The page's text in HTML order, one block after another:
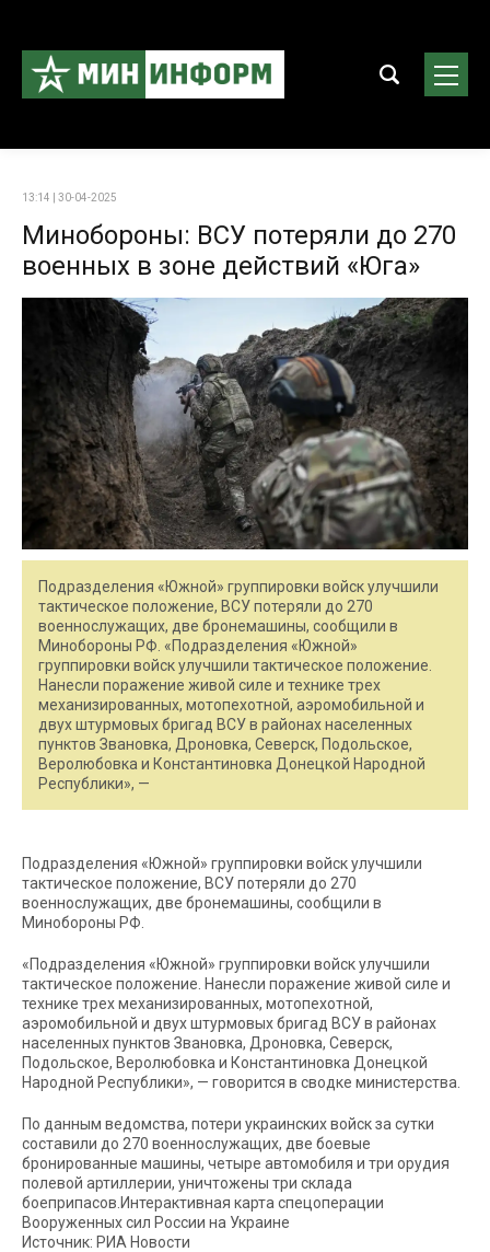
13:14 | 30-04-2025
Минобороны: ВСУ потеряли до 270
военных в зоне действий «Юга»
Подразделения «Южной» группировки войск улучшили
тактическое положение, ВСУ потеряли до 270
военнослужащих, две бронемашины, сообщили в
Минобороны РФ. «Подразделения «Южной»
группировки войск улучшили тактическое положение.
Нанесли поражение живой силе и технике трех
механизированных, мотопехотной, аэромобильной и
двух штурмовых бригад ВСУ в районах населенных
пунктов Звановка, Дроновка, Северск, Подольское,
Веролюбовка и Константиновка Донецкой Народной
Республики», —
Подразделения «Южной» группировки войск улучшили
тактическое положение, ВСУ потеряли до 270
военнослужащих, две бронемашины, сообщили в
Минобороны РФ.
«Подразделения «Южной» группировки войск улучшили
тактическое положение. Нанесли поражение живой силе и
технике трех механизированных, мотопехотной,
аэромобильной и двух штурмовых бригад ВСУ в районах
населенных пунктов Звановка, Дроновка, Северск,
Подольское, Веролюбовка и Константиновка Донецкой
Народной Республики», — говорится в сводке министерства.
По данным ведомства, потери украинских войск за сутки
составили до 270 военнослужащих, две боевые
бронированные машины, четыре автомобиля и три орудия
полевой артиллерии, уничтожены три склада
боеприпасов.Интерактивная карта спецоперации
Вооруженных сил России на Украине
Источник: РИА Новости